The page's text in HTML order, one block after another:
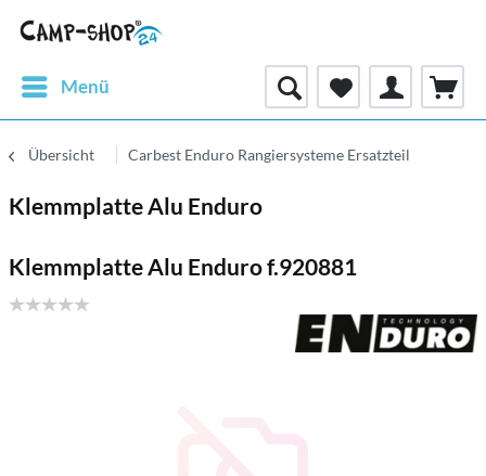
Menü
Übersicht Carbest Enduro Rangiersysteme Ersatzteil
Klemmplatte Alu Enduro
Klemmplatte Alu Enduro f.920881